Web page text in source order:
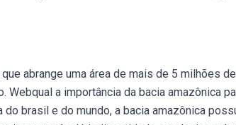
abrange uma área de mais de 5 milhões
a importância da bacia amazônica
do brasil e do mundo, a bacia amazônica